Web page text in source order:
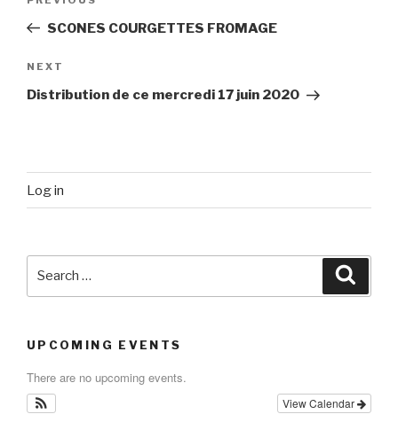
PostSCONES COURGETTES FROMAGE
Next
Post
NEXT
Distribution de ce mercredi 17 juin 2020
Log in
UPCOMING EVENTS
There are no upcoming events.
View Calendar